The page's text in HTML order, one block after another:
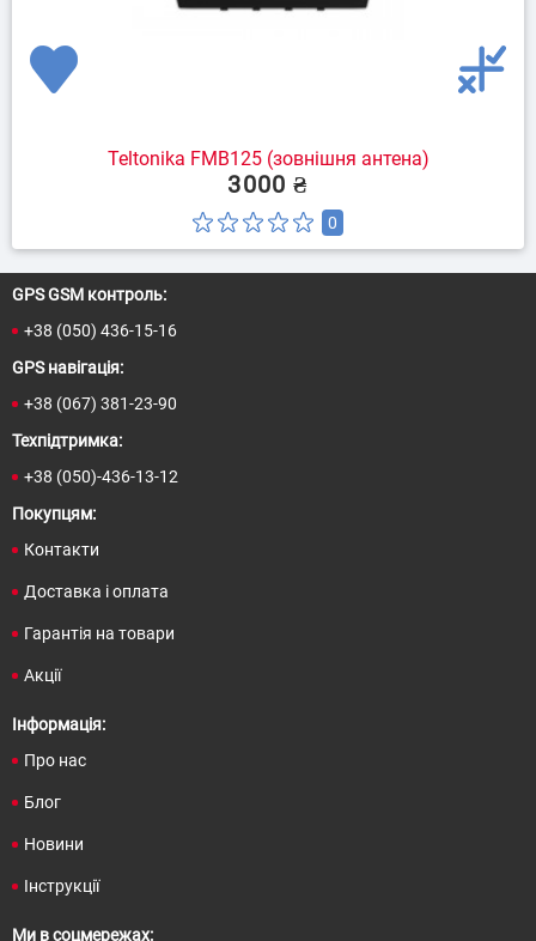
Teltonika FMB125 (зовнішня антена)
3000 ₴
0